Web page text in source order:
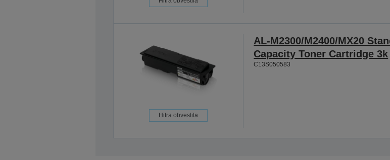
Hitra obvestila
AL-M2300/M2400/MX20
Capacity Toner Cartridge 3k
C13S050583